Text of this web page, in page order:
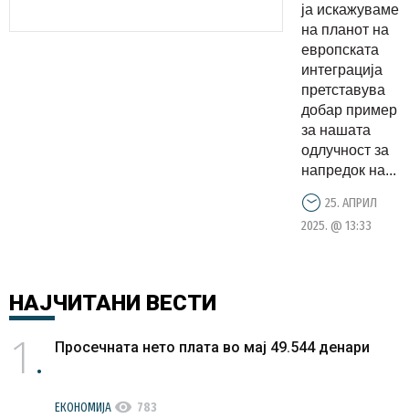
државите
од
регионот
на
пат е
добра
вест за
сите
останати
ја искажуваме
на планот на
европската
интеграција
претставува
добар пример
за нашата
одлучност за
напредок на...
25. АПРИЛ
2025. @ 13:33
НАЈЧИТАНИ ВЕСТИ
1 Просечната нето плата во мај 49.544 денари
ЕКОНОМИЈА visibility 783